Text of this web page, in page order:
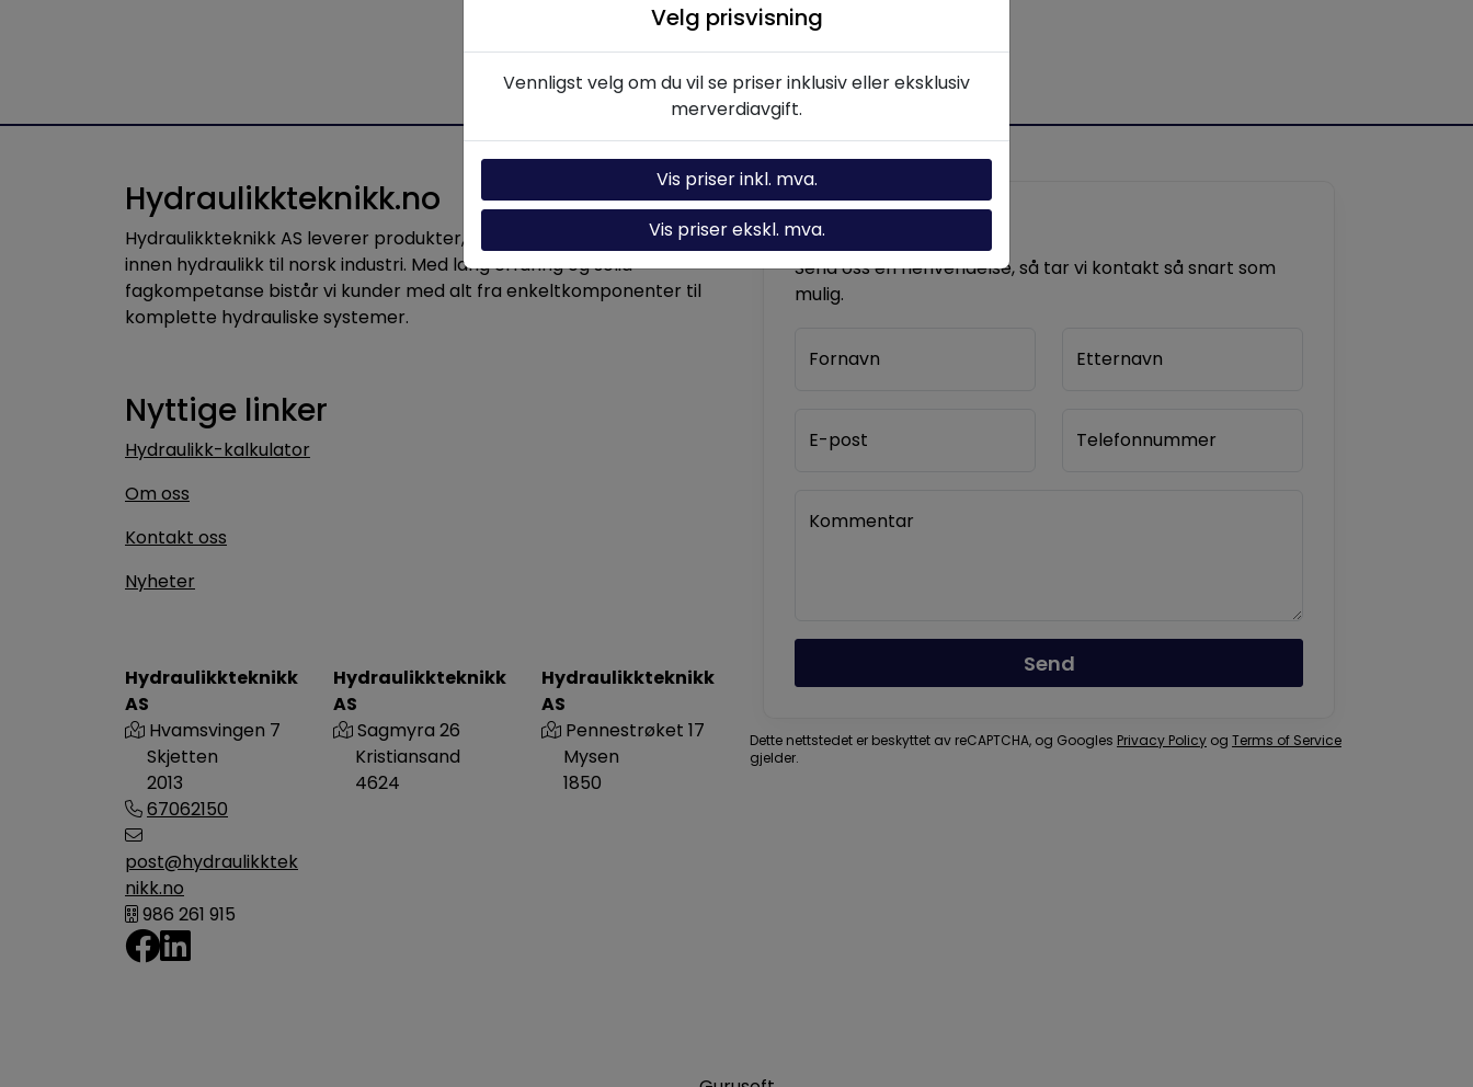
Beskrivelse Spesifikasjoner
Hydraulikkteknikk
AS
Hvamsvingen 7
Skjetten
2013
67062150
post@hydraulikktek
nikk.no
986 261 915
Hydraulikkteknikk.no
Hydraulikkteknikk AS leverer produkter, komponenter og løsninger
innen hydraulikk til norsk industri. Med lang erfaring og solid
fagkompetanse bistår vi kunder med alt fra enkeltkomponenter til
komplette hydrauliske systemer.
Nyttige linker
Hydraulikk-kalkulator
Om oss
Kontakt oss
Nyheter
Hydraulikkteknikk
AS
Pennestrøket 17
Mysen
1850
Hydraulikkteknikk
AS
Sagmyra 26
Kristiansand
4624
Kontakt oss
Send oss en henvendelse, så tar vi kontakt så snart som
mulig.
Fornavn Etternavn
E-post Telefonnummer
Kommentar
Send
Dette nettstedet er beskyttet av reCAPTCHA, og Googles Privacy Policy og Terms of Service
gjelder.
Velg prisvisning
Vennligst velg om du vil se priser inklusiv eller eksklusiv
merverdiavgift.
Vis priser inkl. mva.
Vis priser ekskl. mva.